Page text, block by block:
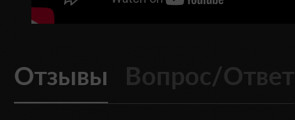
Отзывы Вопрос/Ответ